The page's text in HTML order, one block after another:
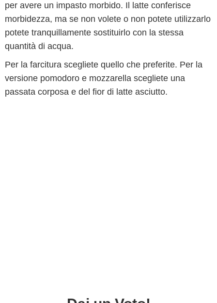
per avere un impasto morbido. Il latte conferisce
morbidezza, ma se non volete o non potete utilizzarlo
potete tranquillamente sostituirlo con la stessa
quantità di acqua.
Per la farcitura scegliete quello che preferite. Per la
versione pomodoro e mozzarella scegliete una
passata corposa e del fior di latte asciutto.